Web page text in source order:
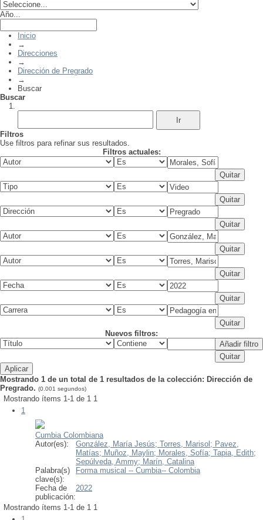
Año...
Inicio
→
Direcciones
→
Dirección de Pregrado
→
Buscar
Buscar
Filtros
Use filtros para refinar sus resultados.
Filtros actuales:
Nuevos filtros:
Mostrando 1 de un total de 1 resultados de la colección: Dirección de
Pregrado. (0.001 segundos)
Mostrando ítems 1-1 de 1 1
1
Cumbia Colombiana
Autor(es):
González, María Jesús; Torres, Marisol; Pavez,
Matías; Muñoz, Maylin; Morales, Sofía; Tapia, Edith;
Sepúlveda, Ammy; Marín, Catalina
Palabra(s)
clave(s):
Forma musical -- Cumbia-- Colombia
Fecha de
publicación:
2022
Mostrando ítems 1-1 de 1 1